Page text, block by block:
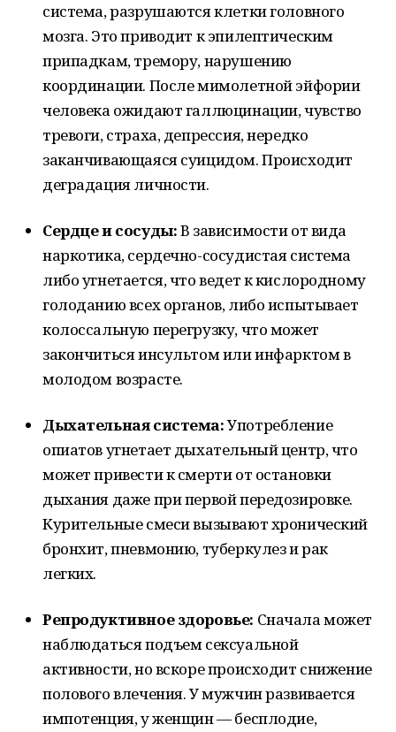
система, разрушаются клетки головного
мозга. Это приводит к эпилептическим
припадкам, тремору, нарушению
координации. После мимолетной эйфории
человека ожидают галлюцинации, чувство
тревоги, страха, депрессия, нередко
заканчивающаяся суицидом. Происходит
деградация личности.
Сердце и сосуды:В зависимости от вида
наркотика, сердечно-сосудистая система
либо угнетается, что ведет к кислородному
голоданию всех органов, либо испытывает
колоссальную перегрузку, что может
закончиться инсультом или инфарктом в
молодом возрасте.
Дыхательная система:Употребление
опиатов угнетает дыхательный центр, что
может привести к смерти от остановки
дыхания даже при первой передозировке.
Курительные смеси вызывают хронический
бронхит, пневмонию, туберкулез и рак
легких.
Репродуктивное здоровье: Сначала может
наблюдаться подъем сексуальной
активности, но вскоре происходит снижение
полового влечения. У мужчин развивается
импотенция, у женщин — бесплодие,